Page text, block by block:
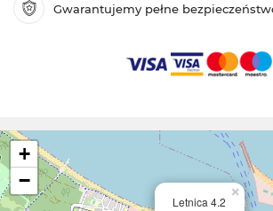
Gwarantujemy pełne
Letnica 4.2
×
+
−